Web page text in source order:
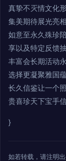
真挚不灭情文化
集美期待展光亮
如意至永久殊珍
享以及特定反馈
丰富会长期活动
选择更凝聚雅国
长久信鉴让一个
贵喜珍天下宝手
}
如若转载，请注明出